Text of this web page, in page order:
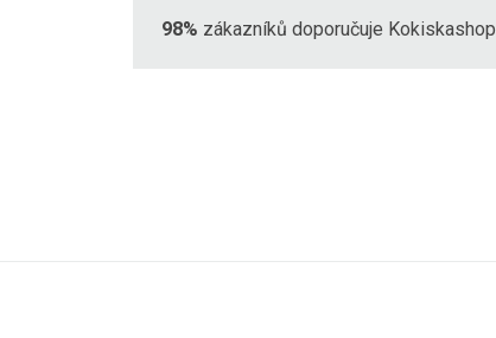
98% zákazníků doporučuje Kokiskashop